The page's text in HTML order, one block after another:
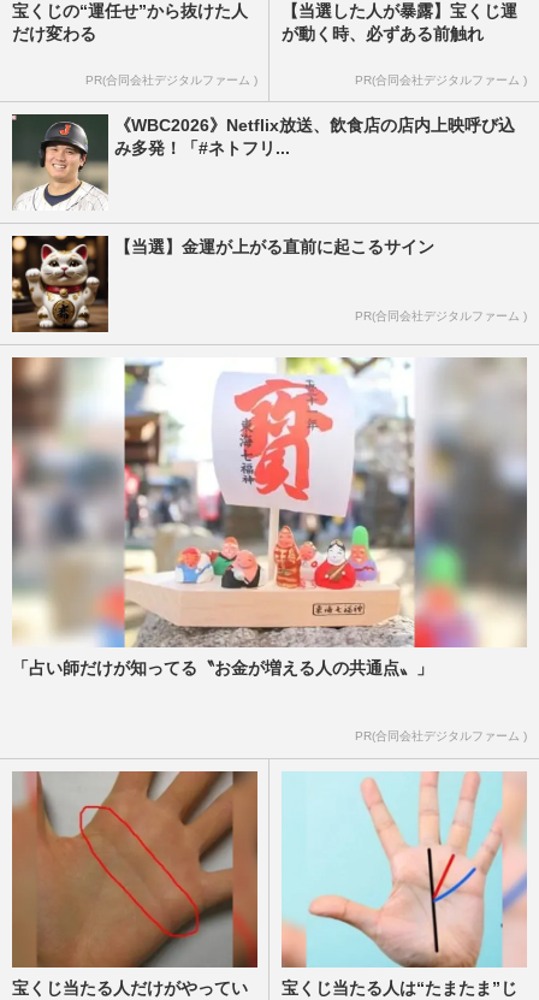
宝くじの“運任せ”から抜けた人
だけ変わる
PR(合同会社デジタルファーム )
【当選した人が暴露】宝くじ運
が動く時、必ずある前触れ
PR(合同会社デジタルファーム )
《WBC2026》Netflix放送、飲食店の店内上映呼び込
み多発！「#ネトフリ...
【当選】金運が上がる直前に起こるサイン
PR(合同会社デジタルファーム )
「占い師だけが知ってる〝お金が増える人の共通点〟」
PR(合同会社デジタルファーム )
宝くじ当たる人だけがやってい
宝くじ当たる人は“たまたま”じ